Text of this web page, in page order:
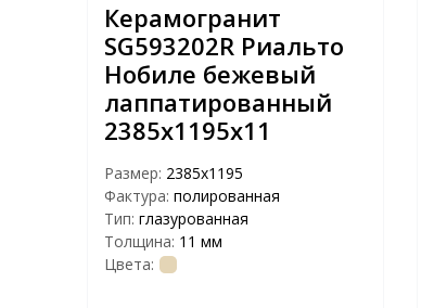
Керамогранит
SG593202R Риальто
Нобиле бежевый
лаппатированный
2385х1195х11
Размер: 2385х1195
Фактура: полированная
Тип: глазурованная
Толщина: 11 мм
Цвета: